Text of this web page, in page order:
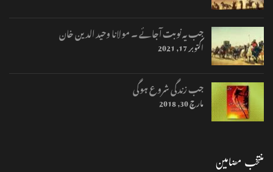
جب یہ نوبت آجائے ۔ مولانا وحید الدین خان
اکتوبر 17, 2021
جب زندگی شروع ہوگی
مارچ 30, 2018
منتخب مضامین